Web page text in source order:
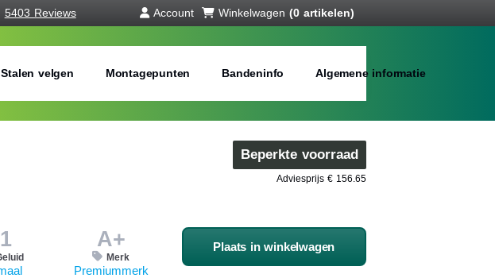
5403 Reviews Account Winkelwagen (0 artikelen)
Stalen velgen Montagepunten Bandeninfo Algemene informatie
Beperkte voorraad
Adviesprijs € 156.65
A+
Merk
Premiummerk
Plaats in winkelwagen